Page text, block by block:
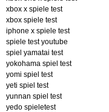
xbox x spiele test
xbox spiele test
iphone x spiele test
spiele test youtube
spiel yamatai test
yokohama spiel test
yomi spiel test
yeti spiel test
yunnan spiel test
yedo spieletest